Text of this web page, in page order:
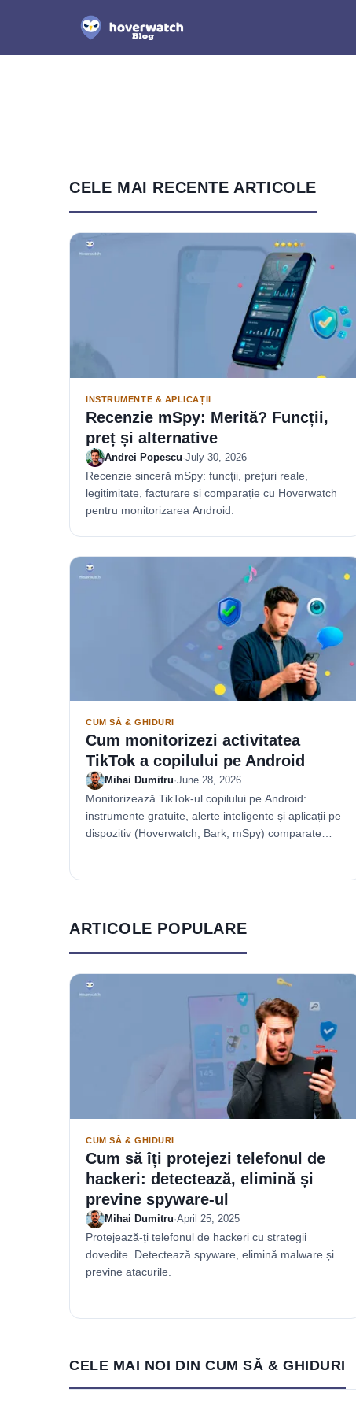
CELE MAI RECENTE ARTICOLE
INSTRUMENTE & APLICAȚII
Recenzie mSpy: Merită? Funcții,
preț și alternative
Andrei Popescu·July 30, 2026
Recenzie sinceră mSpy: funcții, prețuri reale,
legitimitate, facturare și comparație cu Hoverwatch
pentru monitorizarea Android.
CUM SĂ & GHIDURI
Cum monitorizezi activitatea
TikTok a copilului pe Android
Mihai Dumitru·June 28, 2026
Monitorizează TikTok-ul copilului pe Android:
instrumente gratuite, alerte inteligente și aplicații pe
dispozitiv (Hoverwatch, Bark, mSpy) comparate
ARTICOLE POPULARE
CUM SĂ & GHIDURI
Cum să îți protejezi telefonul de
hackeri: detectează, elimină și
previne spyware-ul
Mihai Dumitru·April 25, 2025
Protejează-ți telefonul de hackeri cu strategii
dovedite. Detectează spyware, elimină malware și
previne atacurile.
CELE MAI NOI DIN CUM SĂ & GHIDURI